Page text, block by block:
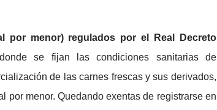
por menor) regulados por el Real Decreto
se fijan las condiciones sanitarias de
de las carnes frescas y sus derivados,
por menor. Quedando exentas de registrarse en